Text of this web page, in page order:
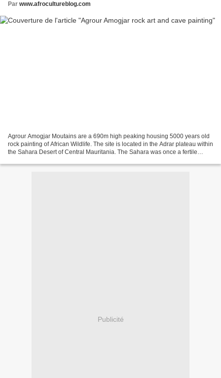
Par www.afrocultureblog.com
Agrour Amogjar Moutains are a 690m high peaking housing 5000 years old
rock painting of African Wildlife. The site is located in the Adrar plateau within
the Sahara Desert of Central Mauritania. The Sahara was once a fertile
Publicité